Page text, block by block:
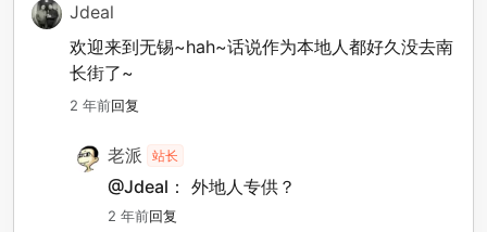
Jdeal
欢迎来到无锡~hah~话说作为本地人都好久没去南
长街了~
2 年前回复
老派 站长
@Jdeal： 外地人专供？
2 年前回复